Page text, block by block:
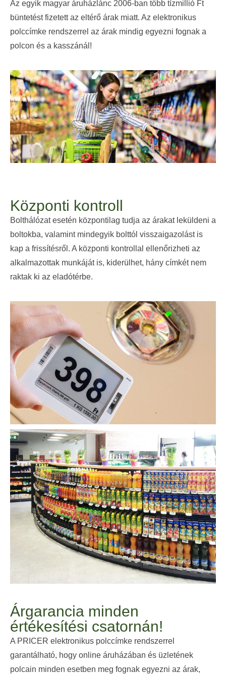
Az egyik magyar áruházlánc 2006-ban több tízmillió Ft
büntetést fizetett az eltérő árak miatt. Az elektronikus
polccímke rendszerrel az árak mindig egyezni fognak a
polcon és a kasszánál!
Központi kontroll
Bolthálózat esetén központilag tudja az árakat leküldeni a
boltokba, valamint mindegyik bolttól visszaigazolást is
kap a frissítésről. A központi kontrollal ellenőrizheti az
alkalmazottak munkáját is, kiderülhet, hány címkét nem
raktak ki az eladótérbe.
Árgarancia minden
értékesítési csatornán!
A PRICER elektronikus polccímke rendszerrel
garantálható, hogy online áruházában és üzletének
polcain minden esetben meg fognak egyezni az árak,